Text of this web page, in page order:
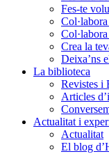
Fes-te
Crea la
Deixa’ns
La biblioteca
Revistes i
Articles
Actualitat i
Actualitat
El blog